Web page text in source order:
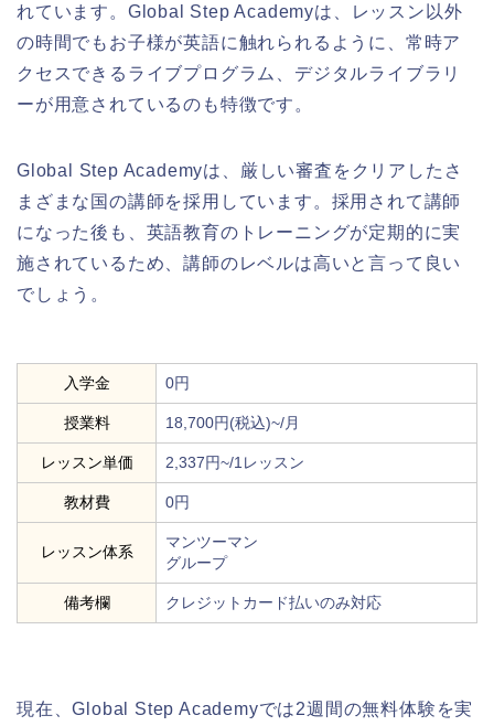
れています。Global Step Academyは、レッスン以外
の時間でもお子様が英語に触れられるように、常時ア
クセスできるライブプログラム、デジタルライブラリ
ーが用意されているのも特徴です。
Global Step Academyは、厳しい審査をクリアしたさ
まざまな国の講師を採用しています。採用されて講師
になった後も、英語教育のトレーニングが定期的に実
施されているため、講師のレベルは高いと言って良い
でしょう。
入学金 0円
授業料 18,700円(税込)~/月
レッスン単価 2,337円~/1レッスン
教材費 0円
レッスン体系
マンツーマン
グループ
備考欄 クレジットカード払いのみ対応
現在、Global Step Academyでは2週間の無料体験を実